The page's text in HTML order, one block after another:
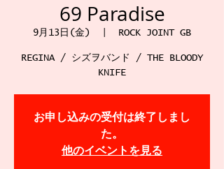
69 Paradise
9月13日(金) ROCK JOINT GB
REGINA / シズヲバンド / THE BLOODY
KNIFE
お申し込みの受付は終了しまし
た。
他のイベントを見る